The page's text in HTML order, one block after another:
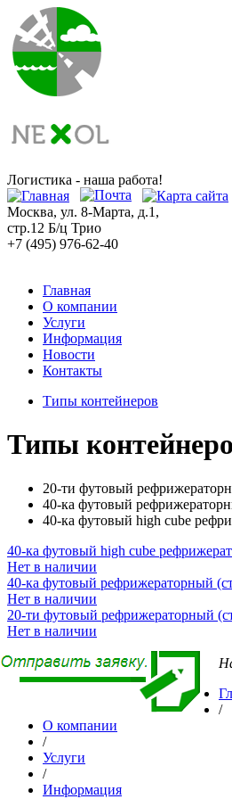
Логистика - наша работа!
Москва, ул. 8-Марта, д.1,
стр.12 Б/ц Трио
+7 (495) 976-62-40
Главная
О компании
Услуги
Информация
Новости
Контакты
Типы контейнеров
Типы
20-ти футовый
40-ка футовый
40-ка футовый high cube
40-ка футовый high cube
Нет в наличии
40-ка футовый рефрижераторный
Нет в наличии
20-ти футовый рефрижераторный
Нет в наличии
/
О компании
/
Услуги
/
Информация